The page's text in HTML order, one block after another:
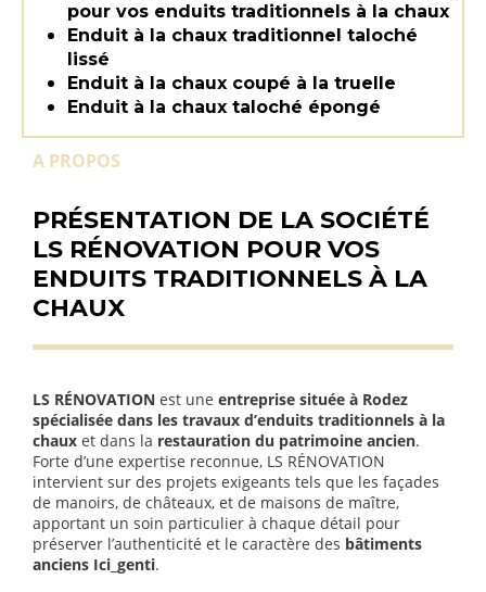
pour vos enduits traditionnels à la chaux
Enduit à la chaux traditionnel taloché
lissé
Enduit à la chaux coupé à la truelle
Enduit à la chaux taloché épongé
A PROPOS
PRÉSENTATION DE LA SOCIÉTÉ
LS RÉNOVATION POUR VOS
ENDUITS TRADITIONNELS À LA
CHAUX
LS RÉNOVATION est une entreprise située à Rodez
spécialisée dans les travaux d’enduits traditionnels à la
chaux et dans la restauration du patrimoine ancien.
Forte d’une expertise reconnue, LS RÉNOVATION
intervient sur des projets exigeants tels que les façades
de manoirs, de châteaux, et de maisons de maître,
apportant un soin particulier à chaque détail pour
préserver l’authenticité et le caractère des bâtiments
anciens Ici_genti.